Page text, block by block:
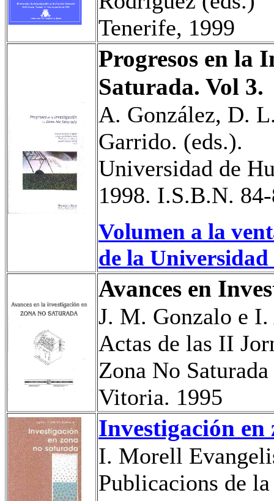
Tenerife, 1999
Progresos en la
Saturada. Vol 3.
A. González, D.
Garrido. (eds.).
Universidad de
1998. I.S.B.N.
Volumen a la
de la
Avances en
J. M. Gonzalo e
Actas de las II
Zona No Saturada
Vitoria. 1995
Investigación en
I. Morell
Publicacions de